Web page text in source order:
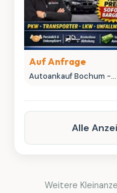
Auf Anfrage
Autoankauf Bochum -
Alle
Weitere